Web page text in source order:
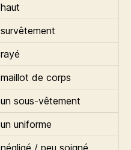
haut
survêtement
rayé
maillot de corps
un sous-vêtement
un uniforme
négligé / peu soigné